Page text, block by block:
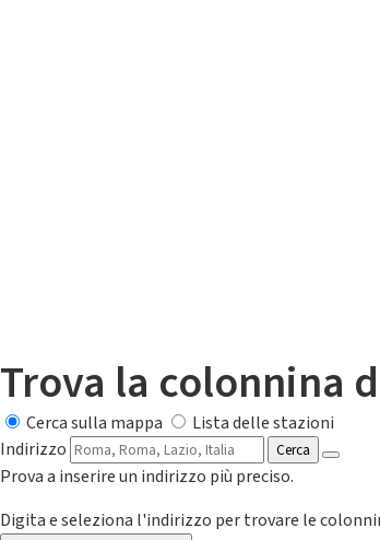
Trova la colonnina
Cerca sulla mappa
Lista delle stazioni
Indirizzo
Cerca
Prova a inserire un indirizzo più preciso.
Digita e seleziona l'indirizzo per trovare le